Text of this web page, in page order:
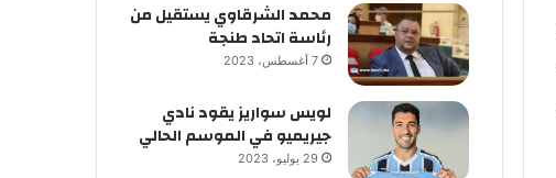
محمد الشرقاوي يستقيل من
رئاسة اتحاد طنجة
7 أغسطس، 2023
لويس سواريز يقود نادي
جيريميو في الموسم الحالي
29 يوليو، 2023